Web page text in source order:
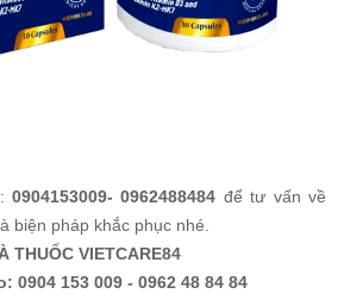
0904153009- 0962488484 để tư vấn về
biện pháp khắc phục nhé.
THUỐC VIETCARE84
0904 153 009 - 0962 48 84 84